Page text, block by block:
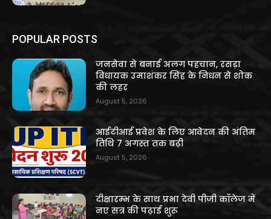
POPULAR POSTS
जनसेवा से बनाई अलग पहचान, रसड़ा
विधायक उमाशंकर सिंह के निधन से शोक
की लहर
August 5, 2026
आईटीआई प्रवेश के लिए आवेदन की अंतिम
तिथि 7 अगस्त तक बढ़ी
August 5, 2026
दीक्षारम्भ के साथ प्रभा देवी पीजी कॉलेज में
नए सत्र की पढ़ाई शुरू